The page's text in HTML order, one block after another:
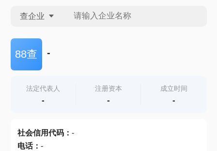
查企业
查企业
查产地
88查 -
法定代表人
-
注册资本
-
成立时间
-
社会信用代码： -
电话： -